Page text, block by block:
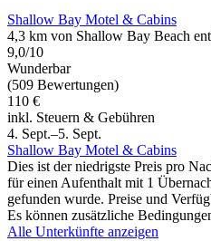
Shallow Bay Motel & Cabins
4,3 km von Shallow Bay Beach
9,0/10
Wunderbar
(509 Bewertungen)
110 €
inkl. Steuern & Gebühren
4. Sept.–5. Sept.
Shallow Bay Motel & Cabins
Dies ist der niedrigste Preis pro
für einen Aufenthalt mit 1
gefunden wurde. Preise und
Es können zusätzliche
Alle Unterkünfte anzeigen